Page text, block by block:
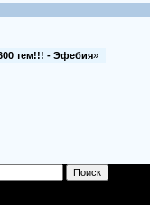
тем!!! - Эфебия»